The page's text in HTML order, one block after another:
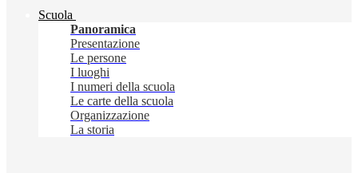
Scuola
Panoramica
Presentazione
Le persone
I luoghi
I numeri della scuola
Le carte della scuola
Organizzazione
La storia